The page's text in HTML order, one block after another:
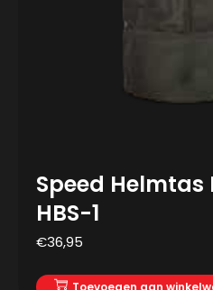
Speed Helmtas
HBS-1
€36,95
Toevoegen aan